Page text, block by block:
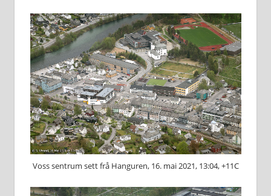
Voss sentrum sett frå Hanguren, 16. mai 2021, 13:04, +11C